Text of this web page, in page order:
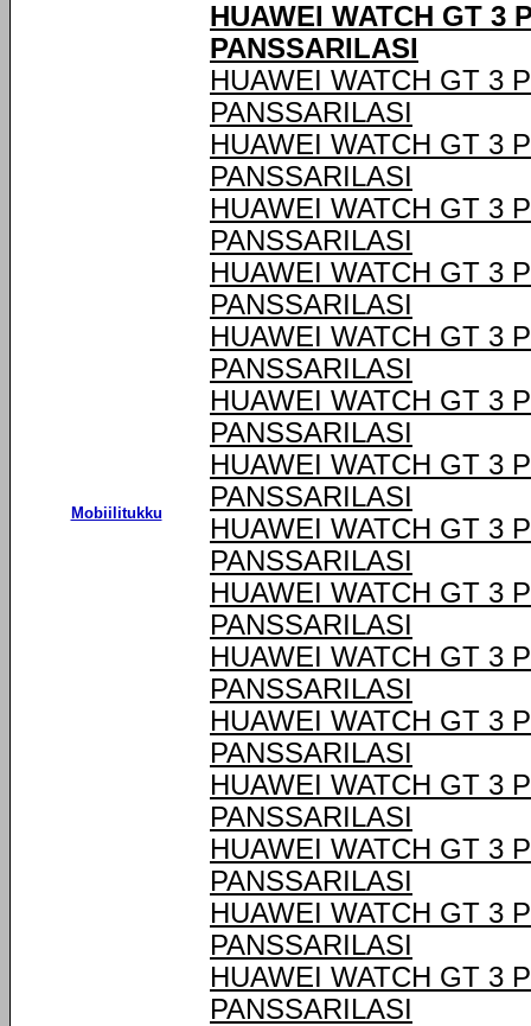
Mobiilitukku
HUAWEI WATCH GT 3
PANSSARILASI
HUAWEI WATCH GT 3
PANSSARILASI
HUAWEI WATCH GT 3
PANSSARILASI
HUAWEI WATCH GT 3
PANSSARILASI
HUAWEI WATCH GT 3
PANSSARILASI
HUAWEI WATCH GT 3
PANSSARILASI
HUAWEI WATCH GT 3
PANSSARILASI
HUAWEI WATCH GT 3
PANSSARILASI
HUAWEI WATCH GT 3
PANSSARILASI
HUAWEI WATCH GT 3
PANSSARILASI
HUAWEI WATCH GT 3
PANSSARILASI
HUAWEI WATCH GT 3
PANSSARILASI
HUAWEI WATCH GT 3
PANSSARILASI
HUAWEI WATCH GT 3
PANSSARILASI
HUAWEI WATCH GT 3
PANSSARILASI
HUAWEI WATCH GT 3
PANSSARILASI